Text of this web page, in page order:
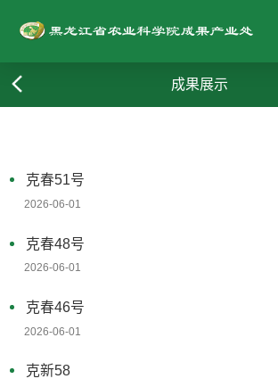
成果展示
克春51号
2026-06-01
克春48号
2026-06-01
克春46号
2026-06-01
克新58